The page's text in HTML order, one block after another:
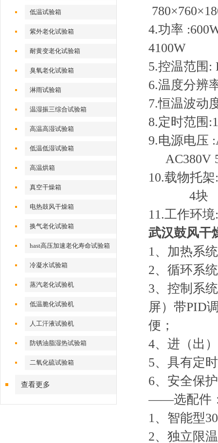
低温试验箱
紫外老化试验箱
耐黄变老化试验箱
臭氧老化试验箱
淋雨试验箱
温湿振三综合试验箱
高温高湿试验箱
低温低湿试验箱
高温烘箱
真空干燥箱
电热鼓风干燥箱
换气老化试验箱
hast高压加速老化寿命试验箱
冷凝水试验箱
蒸汽老化试验机
低温脆化试验机
人工汗液试验机
防锈油脂湿热试验箱
二氧化硫试验箱
查看更多
4.功率
4100W
5.控温范围
6.温度分辨
7.恒温波动
8.定时范围
9.电源电压
AC380V
10.载
4块
11.工作环
武汉鼓风干
1、加热系
2、循环系
3、控制系
屏）带PID
便；
4、进（出
5、具有定
6、安全保
——选配件
1、智能型
2、独立限